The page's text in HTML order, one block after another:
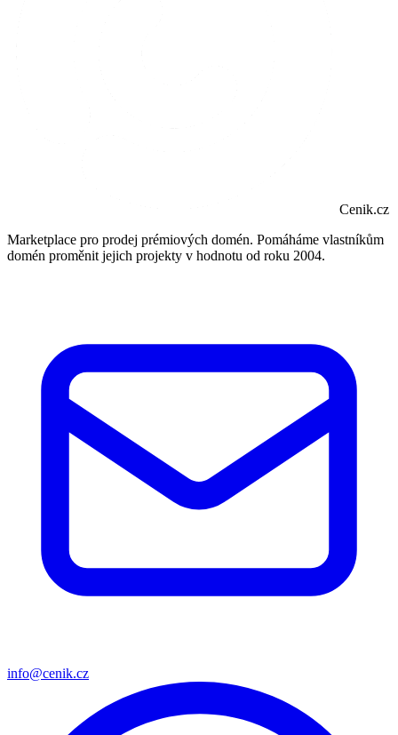
Cenik.cz
Marketplace pro prodej prémiových domén. Pomáháme vlastníkům
domén proměnit jejich projekty v hodnotu od roku 2004.
info@cenik.cz